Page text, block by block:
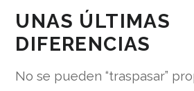
UNAS ÚLTIMAS
DIFERENCIAS
No se pueden “traspasar”